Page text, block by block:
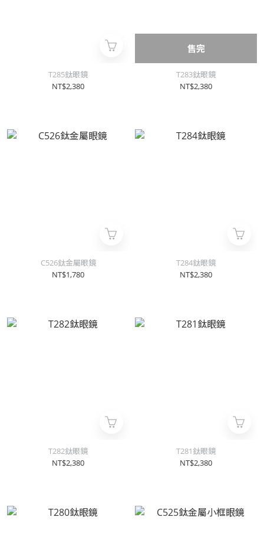
T285鈦眼鏡
NT$2,380
售完
T283鈦眼鏡
NT$2,380
C526鈦金屬眼鏡
NT$1,780
T284鈦眼鏡
NT$2,380
T282鈦眼鏡
NT$2,380
T281鈦眼鏡
NT$2,380